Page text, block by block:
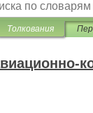
Толкования